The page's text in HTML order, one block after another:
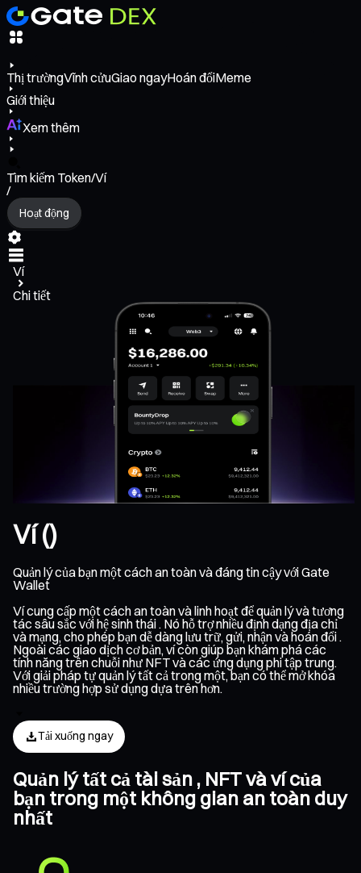
Thị trườngVĩnh cửuGiao ngayHoán đổiMeme
Giới thiệu
Xem thêm
Tìm kiếm Token/Ví
/
Hoạt động
Ví
Chi tiết
Ví ()
Quản lý của bạn một cách an toàn và đáng tin cậy với Gate
Wallet
Ví cung cấp một cách an toàn và linh hoạt để quản lý và tương
tác sâu sắc với hệ sinh thái . Nó hỗ trợ nhiều định dạng địa chỉ
và mạng, cho phép bạn dễ dàng lưu trữ, gửi, nhận và hoán đổi .
Ngoài các giao dịch cơ bản, ví còn giúp bạn khám phá các
tính năng trên chuỗi như NFT và các ứng dụng phi tập trung.
Với giải pháp tự quản lý tất cả trong một, bạn có thể mở khóa
nhiều trường hợp sử dụng dựa trên hơn.
Tải xuống ngay
Quản lý tất cả tài sản , NFT và ví của
bạn trong một không gian an toàn duy
nhất